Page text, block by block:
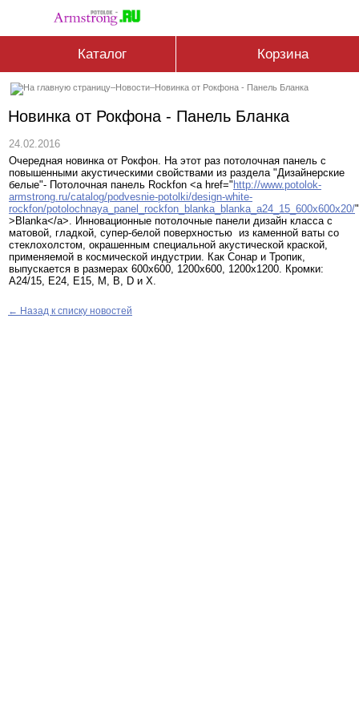
Каталог Корзина
–Новости–Новинка от Рокфона - Панель Бланка
Новинка от Рокфона - Панель Бланка
24.02.2016
Очередная новинка от Рокфон. На этот раз потолочная панель с
повышенными акустическими свойствами из раздела "Дизайнерские
белые"- Потолочная панель Rockfon <a href=" http://www.potolok-
armstrong.ru/catalog/podvesnie-potolki/design-white-
rockfon/potolochnaya_panel_rockfon_blanka_blanka_a24_15_600x600x20/"
>Blanka</a>. Инновационные потолочные панели дизайн класса с
матовой, гладкой, супер-белой поверхностью из каменной ваты со
стеклохолстом, окрашенным специальной акустической краской,
применяемой в космической индустрии. Как Сонар и Тропик,
выпускается в размерах 600х600, 1200х600, 1200х1200. Кромки:
А24/15, Е24, Е15, М, B, D и X.
← Назад к списку новостей